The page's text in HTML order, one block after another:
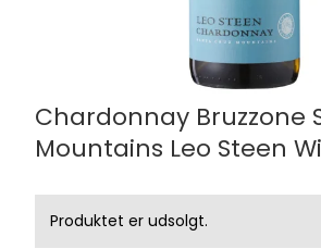
Chardonnay Bruzzone
Mountains Leo Steen
Produktet er udsolgt.